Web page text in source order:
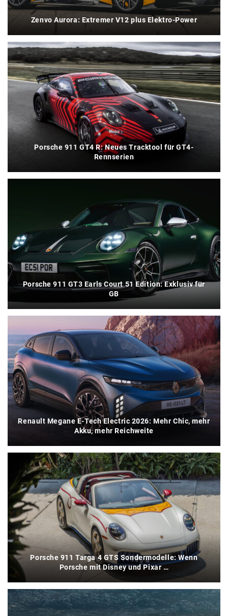
Zenvo Aurora: Extremer V12 plus Elektro-Power
Porsche 911 GT4 R: Neues Tracktool für GT4-
Rennserien
Porsche 911 GT3 Earls Court 51 Edition: Exklusiv für
GB
Renault Megane E-Tech Electric 2026: Mehr Chic, mehr
Akku, mehr Reichweite
Porsche 911 Targa 4 GTS Sondermodelle: Wenn
Porsche mit Disney und Pixar …